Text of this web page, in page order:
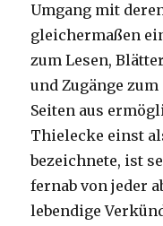
Umgang mit
gleichermaßen
zum Lesen,
und Zugänge
Seiten aus
Thielecke einst
bezeichnete, ist
fernab von jeder
lebendige